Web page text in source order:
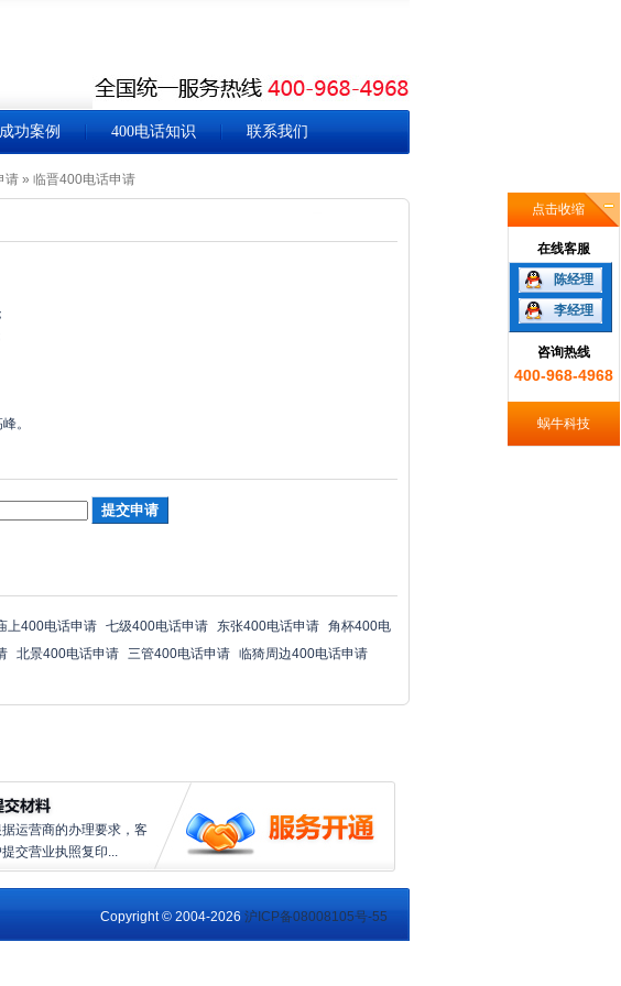
成功案例 400电话知识 联系我们
请 » 临晋400电话申请
。
上400电话申请 七级400电话申请 东张400电话申请 角杯400电
北景400电话申请 三管400电话申请 临猗周边400电话申请
运营商的办理要求，客
提交营业执照复印...
点击收缩
在线客服
陈经理
李经理
咨询热线
400-968-4968
蜗牛科技
Copyright © 2004-2026 沪ICP备08008105号-55